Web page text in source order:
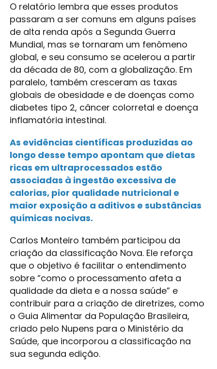
O relatório lembra que esses produtos
passaram a ser comuns em alguns países
de alta renda após a Segunda Guerra
Mundial, mas se tornaram um fenômeno
global, e seu consumo se acelerou a partir
da década de 80, com a globalização. Em
paralelo, também cresceram as taxas
globais de obesidade e de doenças como
diabetes tipo 2, câncer colorretal e doença
inflamatória intestinal.
As evidências científicas produzidas ao
longo desse tempo apontam que dietas
ricas em ultraprocessados estão
associadas à ingestão excessiva de
calorias, pior qualidade nutricional e
maior exposição a aditivos e substâncias
químicas nocivas.
Carlos Monteiro também participou da
criação da classificação Nova. Ele reforça
que o objetivo é facilitar o entendimento
sobre “como o processamento afeta a
qualidade da dieta e a nossa saúde” e
contribuir para a criação de diretrizes, como
o Guia Alimentar da População Brasileira,
criado pelo Nupens para o Ministério da
Saúde, que incorporou a classificação na
sua segunda edição.